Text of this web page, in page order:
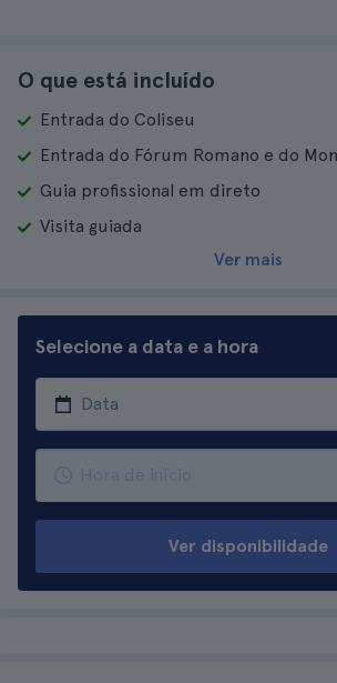
O que está incluído
Entrada do Coliseu
Entrada do Fórum Romano e do
Guia profissional em direto
Visita guiada
Ver mais
Selecione a data e a hora
Ver disponibilidade